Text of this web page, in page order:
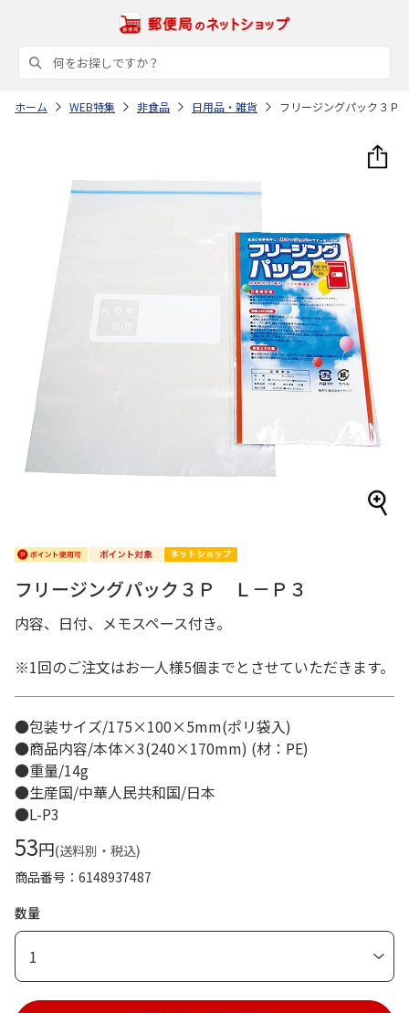
ホーム WEB特集 非食品 日用品・雑貨 フリージングパック３
フリージングパック３Ｐ Ｌ－Ｐ３
内容、日付、メモスペース付き。
※1回のご注文はお一人様5個までとさせていただきます。
●包装サイズ/175×100×5mm(ポリ袋入)
●商品内容/本体×3(240×170mm) (材：PE)
●重量/14g
●生産国/中華人民共和国/日本
●L-P3
53円(送料別・税込)
商品番号
6148937487
数量
1